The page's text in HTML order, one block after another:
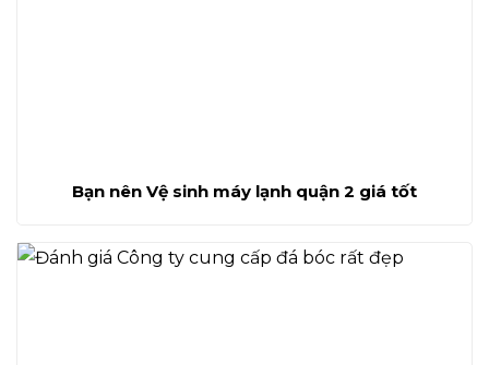
Bạn nên Vệ sinh máy lạnh quận 2 giá tốt